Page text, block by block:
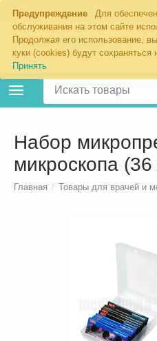
Предупреждение
Для
обслуживания на этом сайте
Продолжая его использование,
куки (cookies) будут
Принять
Москва
Набор
микроскопа
Главная / Товары для врачей и